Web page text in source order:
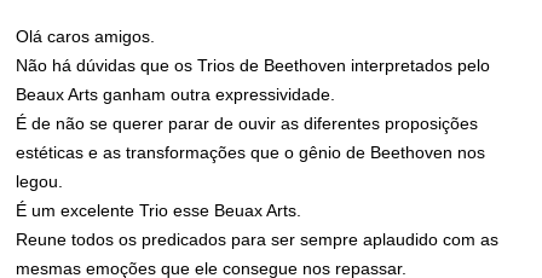
Olá caros amigos.
Não há dúvidas que os Trios de Beethoven interpretados pelo
Beaux Arts ganham outra expressividade.
É de não se querer parar de ouvir as diferentes proposições
estéticas e as transformações que o gênio de Beethoven nos
legou.
É um excelente Trio esse Beuax Arts.
Reune todos os predicados para ser sempre aplaudido com as
mesmas emoções que ele consegue nos repassar.